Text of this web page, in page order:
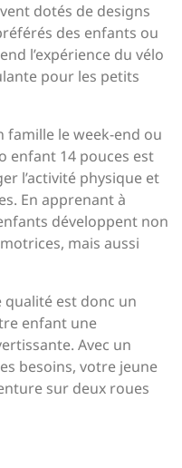
dotés de designs
des enfants ou
l’expérience du vélo
pour les petits
famille le week-end ou
enfant 14 pouces est
l’activité physique et
En apprenant à
développent non
mais aussi
est donc un
enfant une
Avec un
besoins, votre jeune
sur deux roues